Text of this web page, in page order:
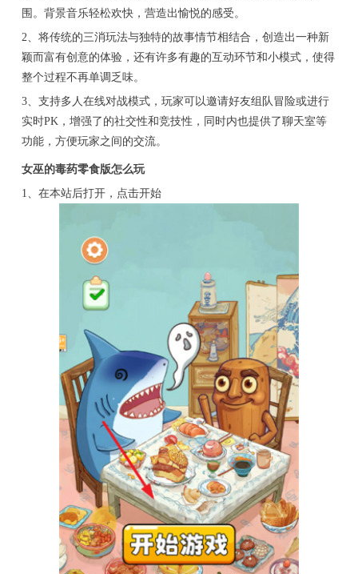
围。背景音乐轻松欢快，营造出愉悦的感受。
2、将传统的三消玩法与独特的故事情节相结合，创造出一种新
颖而富有创意的体验，还有许多有趣的互动环节和小模式，使得
整个过程不再单调乏味。
3、支持多人在线对战模式，玩家可以邀请好友组队冒险或进行
实时PK，增强了的社交性和竞技性，同时内也提供了聊天室等
功能，方便玩家之间的交流。
女巫的毒药零食版怎么玩
1、在本站后打开，点击开始